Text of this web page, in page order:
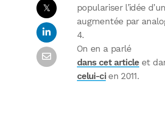
𝕏
populariser l’idée
augmentée par
4.
On en a parlé
dans cet articleet
celui-cien 2011.